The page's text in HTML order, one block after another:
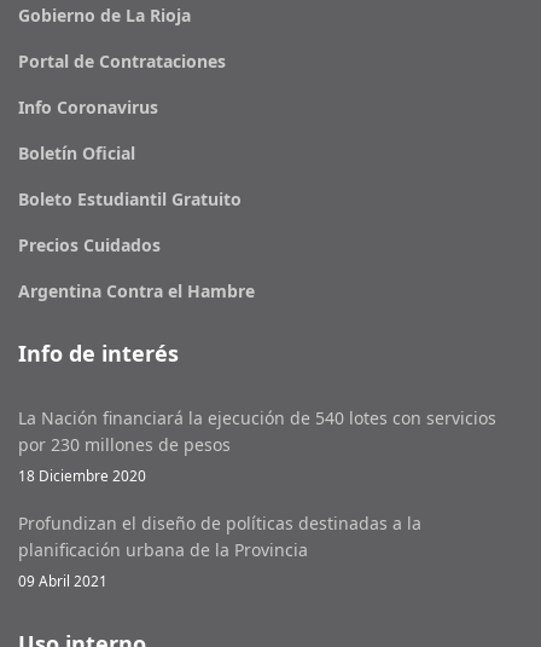
Gobierno de La Rioja
Portal de Contrataciones
Info Coronavirus
Boletín Oficial
Boleto Estudiantil Gratuito
Precios Cuidados
Argentina Contra el Hambre
Info de interés
La Nación financiará la ejecución de 540 lotes con servicios
por 230 millones de pesos
18 Diciembre 2020
Profundizan el diseño de políticas destinadas a la
planificación urbana de la Provincia
09 Abril 2021